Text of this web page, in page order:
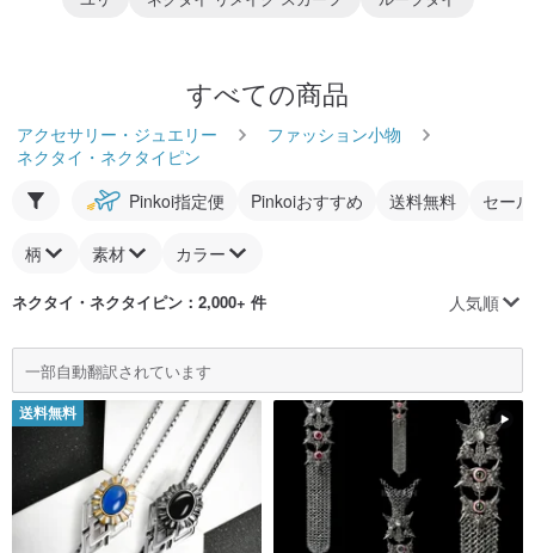
すべての商品
アクセサリー・ジュエリー
ファッション小物
ネクタイ・ネクタイピン
Pinkoi指定便
Pinkoiおすすめ 送料無料 セー
柄 素材 カラー
ネクタイ・ネクタイピン ：2,000+ 件 人気順
一部自動翻訳されています
送料無料